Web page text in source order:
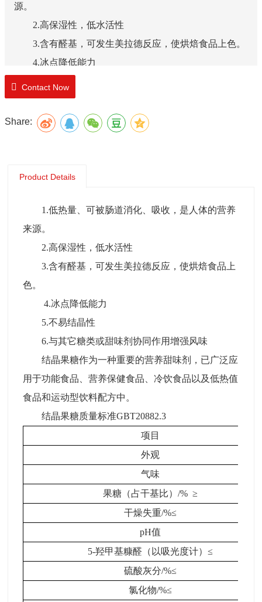
源。
2.高保湿性，低水活性
3.含有醛基，可发生美拉德反应，使烘焙食品上色。
4.冰点降低能力
6.与其它糖类或甜味剂协同作用增强风味
结晶果糖作为一种重要的营养甜味剂，已广泛应用于
Contact Now
Share:
Product Details
1.低热量、可被肠道消化、吸收，是人体的营养
来源。
2.高保湿性，低水活性
3.含有醛基，可发生美拉德反应，使烘焙食品上
色。
4.冰点降低能力
5.不易结晶性
6.与其它糖类或甜味剂协同作用增强风味
结晶果糖作为一种重要的营养甜味剂，已广泛应
用于功能食品、营养保健食品、冷饮食品以及低热值
食品和运动型饮料配方中。
结晶果糖质量标准GBT20882.3
项目
外观
气味
果糖（占干基比）/% ≥
干燥失重/%≤
pH值
5-羟甲基糠醛（以吸光度计）≤
硫酸灰分/%≤
氯化物/%≤